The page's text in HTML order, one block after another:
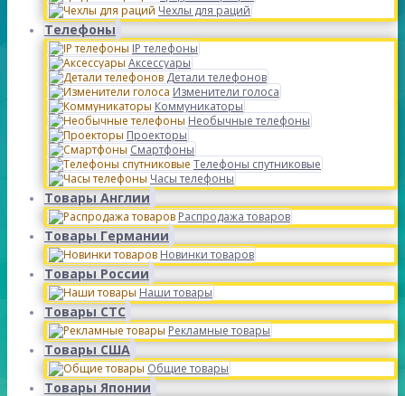
Чехлы для раций
Телефоны
IP телефоны
Аксессуары
Детали телефонов
Изменители голоса
Коммуникаторы
Необычные телефоны
Проекторы
Смартфоны
Телефоны спутниковые
Часы телефоны
Товары Англии
Распродажа товаров
Товары Германии
Новинки товаров
Товары России
Наши товары
Товары СТС
Рекламные товары
Товары США
Общие товары
Товары Японии